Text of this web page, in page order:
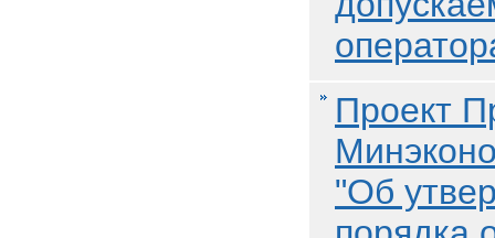
Проект
"Об